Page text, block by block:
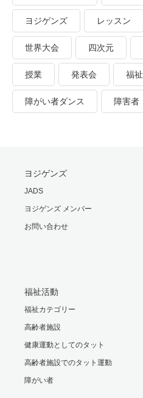
ヨジゲンズ レッスン
世界大会 四次元
授業 発表会 福祉
障がい者ダンス 障害者
ヨジゲンズ
JADS
ヨジゲンズ メンバー
お問い合わせ
福祉活動
福祉カテゴリー
高齢者施設
健康運動としてのタット
高齢者施設でのタット運動
障がい者